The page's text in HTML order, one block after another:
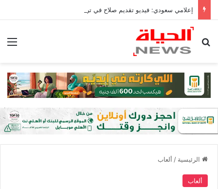
إعلامي سعودي: فيديو تقديم صلاح في تركيا نموذجا ناجحا للإبداع
بحث عن
الرئيسية / ألعاب
ألعاب